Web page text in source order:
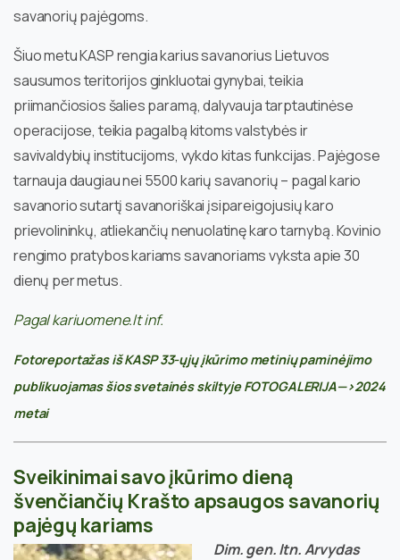
savanorių pajėgoms.
Šiuo metu KASP rengia karius savanorius Lietuvos
sausumos teritorijos ginkluotai gynybai, teikia
priimančiosios šalies paramą, dalyvauja tarptautinėse
operacijose, teikia pagalbą kitoms valstybės ir
savivaldybių institucijoms, vykdo kitas funkcijas. Pajėgose
tarnauja daugiau nei 5500 karių savanorių – pagal kario
savanorio sutartį savanoriškai įsipareigojusių karo
prievolininkų, atliekančių nenuolatinę karo tarnybą. Kovinio
rengimo pratybos kariams savanoriams vyksta apie 30
dienų per metus.
Pagal kariuomene.lt inf.
Fotoreportažas iš KASP 33-ųjų įkūrimo metinių paminėjimo
publikuojamas šios svetainės skiltyje FOTOGALERIJA—>2024
metai
Sveikinimai savo įkūrimo dieną
švenčiančių Krašto apsaugos savanorių
pajėgų kariams
Dim. gen. ltn. Arvydas